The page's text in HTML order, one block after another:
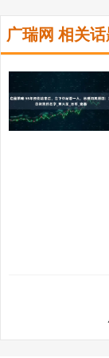
广瑞网 相关